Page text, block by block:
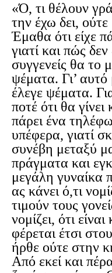
«Ό, τι θέλουν
την έχω δει,
Έμαθα ότι είχε
γιατί και πώς
συγγενείς θα το
ψέματα. Γι’
έλεγε ψέματα.
ποτέ ότι θα
πάρει ένα
υπέφερα, γιατί
συνέβη μεταξύ
πράγματα και
μεγάλη γυναίκα
ας κάνει ό,τι
τιμούν τους
νομίζει, ότι
φέρεται έτσι
ήρθε ούτε στην
Από εκεί και